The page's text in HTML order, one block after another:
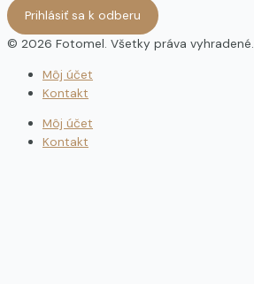
Prihlásiť sa k odberu
© 2026 Fotomel. Všetky práva vyhradené.
Môj účet
Kontakt
Môj účet
Kontakt